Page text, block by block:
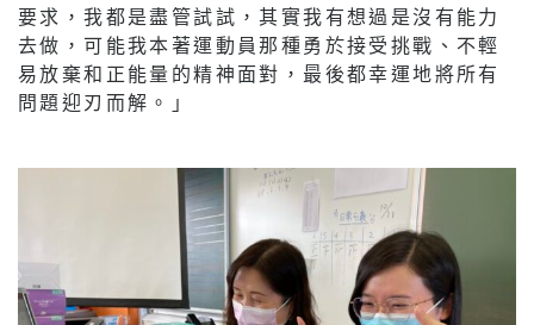
要求，我都是盡管試試，其實我有想過是沒有能力
去做，可能我本著運動員那種勇於接受挑戰、不輕
易放棄和正能量的精神面對，最後都幸運地將所有
問題迎刃而解。」